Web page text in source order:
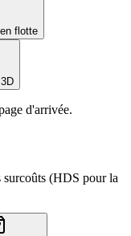
flotte
d'arrivée.
surcoûts (HDS pour la